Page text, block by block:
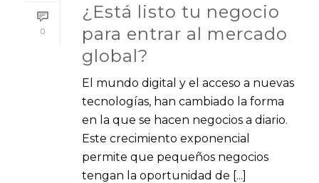
0
¿Está listo tu negocio
para entrar al mercado
global?
El mundo digital y el acceso a nuevas
tecnologías, han cambiado la forma
en la que se hacen negocios a diario.
Este crecimiento exponencial
permite que pequeños negocios
tengan la oportunidad de [...]